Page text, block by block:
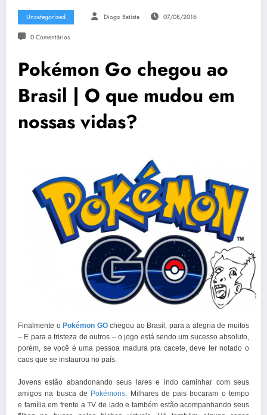
Uncategorized Diogo Batista 07/08/2016
0 Comentários
Pokémon Go chegou ao
Brasil | O que mudou em
nossas vidas?
Finalmente o Pokémon GOchegou ao Brasil, para a alegria de muitos
– E para a tristeza de outros – o jogo está sendo um sucesso absoluto,
porém, se você é uma pessoa madura pra cacete, deve ter notado o
caos que se instaurou no país.
Jovens estão abandonando seus lares e indo caminhar com seus
amigos na busca de Pokémons. Milhares de pais trocaram o tempo
e família em frente a TV de lado e também estão acompanhando seus